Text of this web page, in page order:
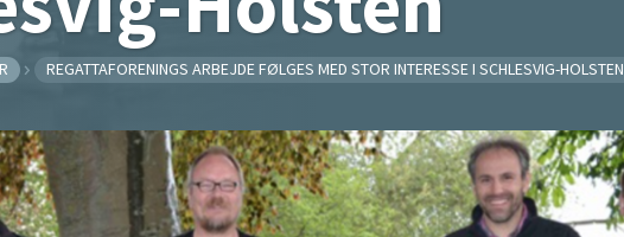
REGATTAFORENINGS ARBEJDE FØLGES MED STOR INTERESSE I SCHLESVIG-HOLSTEN